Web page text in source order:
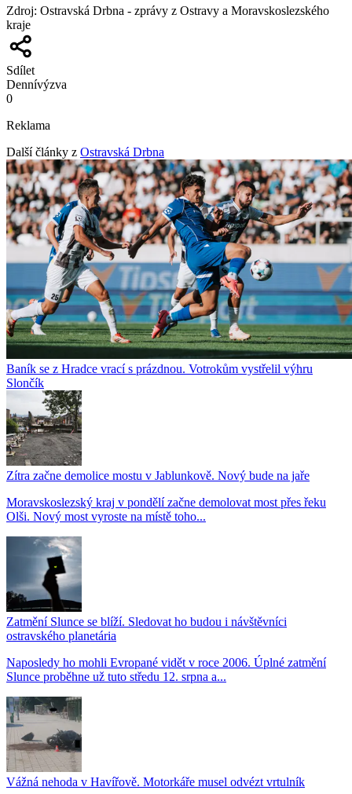
Zdroj: Ostravská Drbna - zprávy z Ostravy a Moravskoslezského
kraje
Sdílet
Dennívýzva
0
Reklama
Další články z Ostravská Drbna
Baník se z Hradce vrací s prázdnou. Votrokům vystřelil výhru
Slončík
Zítra začne demolice mostu v Jablunkově. Nový bude na jaře
Moravskoslezský kraj v pondělí začne demolovat most přes řeku
Olši. Nový most vyroste na místě toho...
Zatmění Slunce se blíží. Sledovat ho budou i návštěvníci
ostravského planetária
Naposledy ho mohli Evropané vidět v roce 2006. Úplné zatmění
Slunce proběhne už tuto středu 12. srpna a...
Vážná nehoda v Havířově. Motorkáře musel odvézt vrtulník